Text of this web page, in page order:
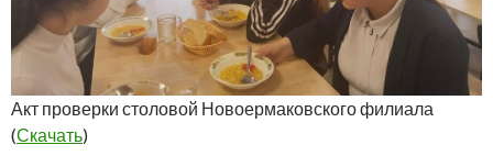
Акт проверки столовой Новоермаковского филиала
(Скачать)